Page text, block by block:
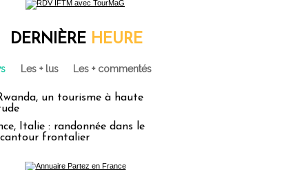
: un droit inachevé totalement
DERNIÈRE HEURE
Les + lus Les + commentés
un tourisme à haute
Italie : randonnée dans le
frontalier